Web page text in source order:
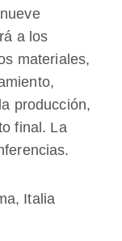
a los
materiales,
producción,
final. La
Italia